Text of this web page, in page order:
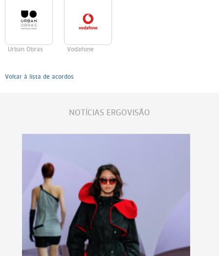
Urban Obras Vodafone
Voltar à lista de acordos
NOTÍCIAS ERGOVISÃO